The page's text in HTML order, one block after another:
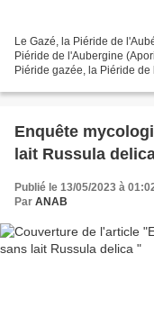
Le Gazé, la Piéride de
Piéride de l'Aubergine
Piéride gazée, la Piéride
Enquête
lait Russula
Publié le 13/05/2023 à
Par ANAB